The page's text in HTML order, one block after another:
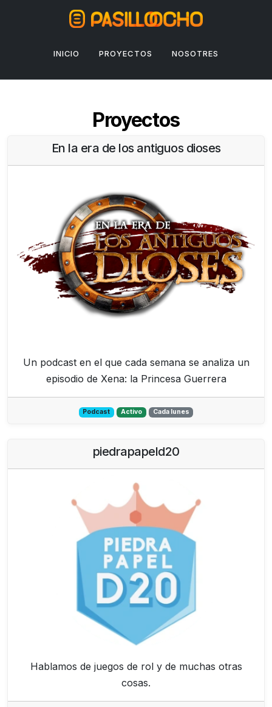
INICIO PROYECTOS NOSOTRES
Proyectos
En la era de los antiguos dioses
Un podcast en el que cada semana se analiza un
episodio de Xena: la Princesa Guerrera
Podcast Activo Cada lunes
piedrapapeld20
Hablamos de juegos de rol y de muchas otras
cosas.